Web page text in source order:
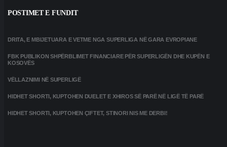
POSTIMET E FUNDIT
DRITA, E MBIJETUARA E VETME NGA SUPERLIGA NË GARA EVROPIANE
FBK PUBLIKON SHPËRBLIMET FINANCIARE PËR SUPERLIGËN DHE KUPËN E
KOSOVËS
VËLLAZNIMI NË SUPERLIGË
HIDHET SHORTI, KUPTOHEN DUELET E XHIROS SË PARË NË LIGË TË PARË
HIDHET SHORTI, KUPTOHEN ÇIFTET, STINORI NIS ME DERBI!